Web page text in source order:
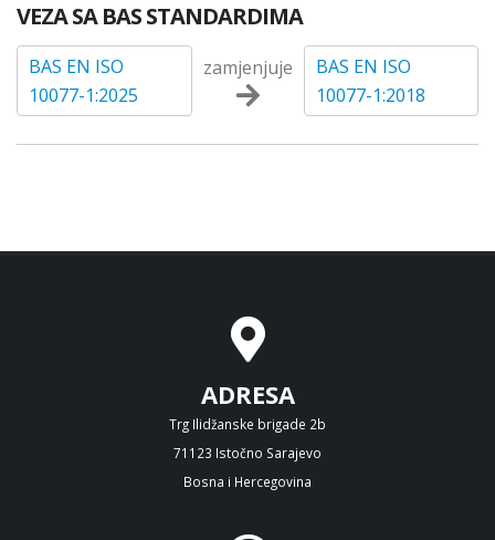
VEZA SA BAS STANDARDIMA
BAS EN ISO
10077-1:2025
zamjenjuje
BAS EN ISO
10077-1:2018
ADRESA
Trg Ilidžanske brigade 2b
71123 Istočno Sarajevo
Bosna i Hercegovina